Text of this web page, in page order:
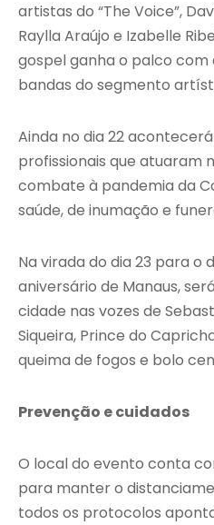
artistas do “The Voice”,
Raylla Araújo e Izabelle
gospel ganha o palco
bandas do segmento
Ainda no dia 22
profissionais que atuaram
combate à pandemia da
saúde, de inumação e
Na virada do dia 23 para o
aniversário de Manaus,
cidade nas vozes de
Siqueira, Prince do
queima de fogos e bolo
Prevenção e cuidados
O local do evento conta
para manter o
todos os protocolos